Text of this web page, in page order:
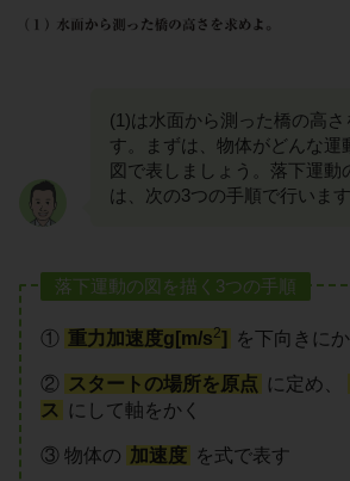
(1)は水面から測った橋の高
す。まずは、物体がどんな運
図で表しましょう。落下運動
は、次の3つの手順で行います
落下運動の図を描く3つの手順
① 重力加速度g[m/s2] を下向きにか
② スタートの場所を原点 に定め、
ス
にして軸をかく
③ 物体の 加速度 を式で表す